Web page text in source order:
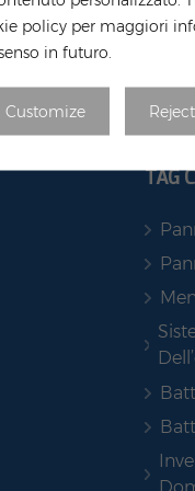
policy per maggiori
in futuro.
Customize Reject
TAG